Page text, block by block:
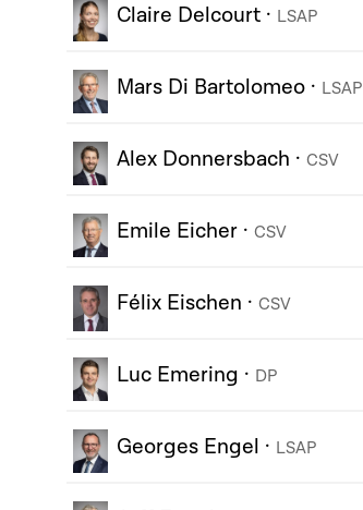
Claire Delcourt · LSAP
Mars Di Bartolomeo · LSAP
Alex Donnersbach · CSV
Emile Eicher · CSV
Félix Eischen · CSV
Luc Emering · DP
Georges Engel · LSAP